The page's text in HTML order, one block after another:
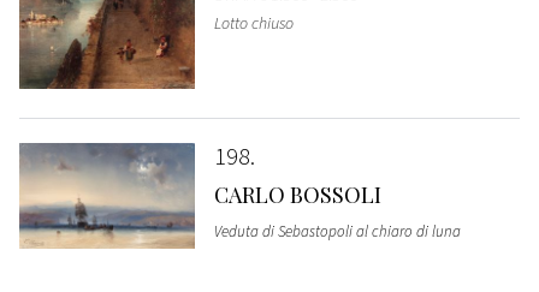
Lotto chiuso
198
CARLO BOSSOLI
Veduta di Sebastopoli al chiaro di luna